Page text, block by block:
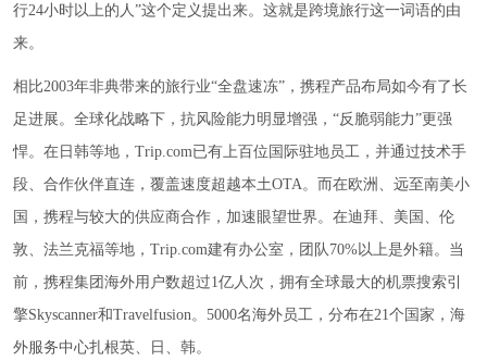
行24小时以上的人”这个定义提出来。这就是跨境旅行这一词语的由
来。
相比2003年非典带来的旅行业“全盘速冻”，携程产品布局如今有了长
足进展。全球化战略下，抗风险能力明显增强，“反脆弱能力”更强
悍。在日韩等地，Trip.com已有上百位国际驻地员工，并通过技术手
段、合作伙伴直连，覆盖速度超越本土OTA。而在欧洲、远至南美小
国，携程与较大的供应商合作，加速眼望世界。在迪拜、美国、伦
敦、法兰克福等地，Trip.com建有办公室，团队70%以上是外籍。当
前，携程集团海外用户数超过1亿人次，拥有全球最大的机票搜索引
擎Skyscanner和Travelfusion。5000名海外员工，分布在21个国家，海
外服务中心扎根英、日、韩。